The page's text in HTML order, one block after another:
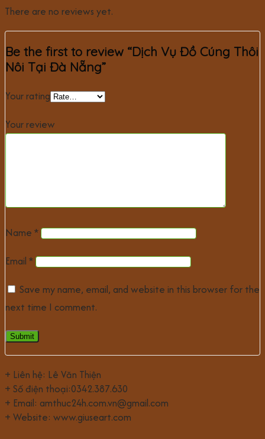
There are no reviews yet.
Be the first to review “Dịch Vụ Đồ Cúng Thôi
Nôi Tại Đà Nẵng”
Your rating
Your review
Name *
Email *
Save my name, email, and website in this browser for the
next time I comment.
+ Liên hệ: Lê Văn Thiện
+ Số điện thoại:0342.387.630
+ Email: amthuc24h.com.vn@gmail.com
+ Website: www.giuseart.com